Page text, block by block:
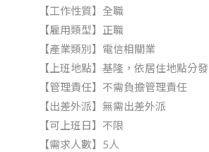
【工作性質】全職
【雇用類型】正職
【產業類別】電信相關業
【上班地點】基隆，依居住地點分發
【管理責任】不需負擔管理責任
【出差外派】無需出差外派
【可上班日】不限
【需求人數】5人